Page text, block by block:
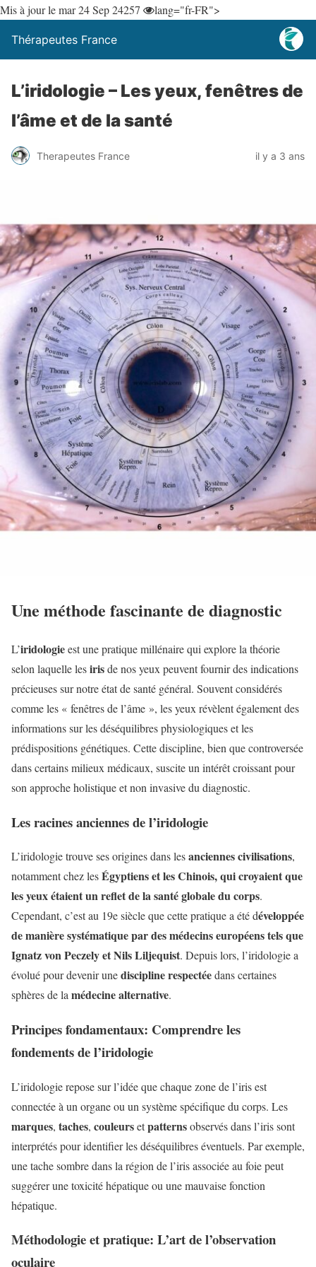
Mis à jour le mar 24 Sep 24257 lang="fr-FR">
Thérapeutes France
L’iridologie – Les yeux, fenêtres de
l’âme et de la santé
Therapeutes France il y a 3 ans
Une méthode fascinante de diagnostic
L’iridologieest une pratique millénaire qui explore la théorie
selon laquelle lesirisde nos yeux peuvent fournir des indications
précieuses sur notre état de santé général. Souvent considérés
comme les « fenêtres de l’âme », les yeux révèlent également des
informations sur les déséquilibres physiologiques et les
prédispositions génétiques. Cette discipline, bien que controversée
dans certains milieux médicaux, suscite un intérêt croissant pour
son approche holistique et non invasive du diagnostic.
Les racines anciennes de l’iridologie
L’iridologie trouve ses origines dans lesanciennes civilisations,
notamment chez lesÉgyptiens et les Chinois, qui croyaient que
les yeux étaient un reflet de la santé globale du corps.
Cependant, c’est au 19e siècle que cette pratique a été développée
de manière systématique par des médecins européens tels que
Ignatz von Peczely et Nils Liljequist. Depuis lors, l’iridologie a
évolué pour devenir unediscipline respectéedans certaines
sphères de lamédecine alternative.
Principes fondamentaux: Comprendre les
fondements de l’iridologie
L’iridologie repose sur l’idée que chaque zone de l’iris est
connectée à un organe ou un système spécifique du corps. Les
marques, taches, couleursetpatternsobservés dans l’iris sont
interprétés pour identifier les déséquilibres éventuels. Par exemple,
une tache sombre dans la région de l’iris associée au foie peut
suggérer une toxicité hépatique ou une mauvaise fonction
hépatique.
Méthodologie et pratique: L’art de l’observation
oculaire